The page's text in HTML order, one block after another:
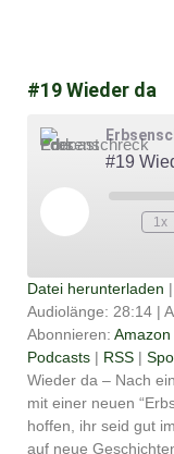
#19 Wieder da
#19
1x
Amazon
Deezer
RSS
YouTube
TEILEN
LINK
EMBED
Datei herunterladen |
Audiolänge: 28:14 |
Abonnieren: Amazon
Podcasts | RSS |
Wieder da – Nach
mit einer neuen
hoffen, ihr seid gut
auf neue